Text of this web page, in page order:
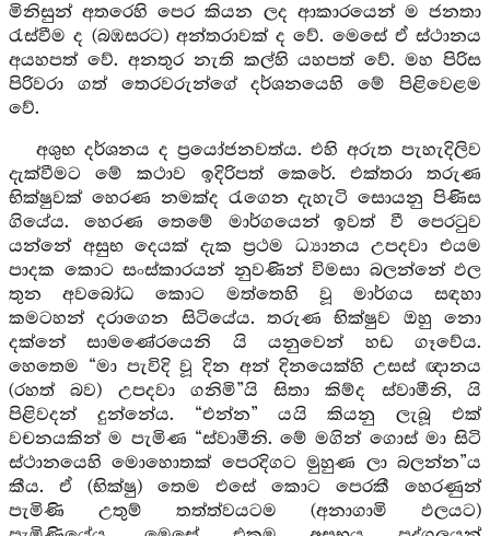
මිනිසුන් අතරෙහි පෙර කියන ලද ආකාරයෙන් ම ජනතා
රැස්වීම ද (බඹසරට) අන්තරාවක් ද වේ. මෙසේ ඒ ස්ථානය
අයහපත් වේ. අනතුර නැති කල්හි යහපත් වේ. මහ පිරිස
පිරිවරා ගත් තෙරවරුන්ගේ දර්ශනයෙහි මේ පිළිවෙළම
වේ.
අශුභ දර්ශනය ද ප්‍රයෝජනවත්ය. එහි අරුත පැහැදිලිව
දැක්වීමට මේ කථාව ඉදිරිපත් කෙරේ. එක්තරා තරුණ
භික්ෂුවක් හෙරණ නමක්ද රැගෙන දැහැටි සොයනු පිණිස
ගියේය. හෙරණ තෙමේ මාර්ගයෙන් ඉවත් වී පෙරටුව
යන්නේ අසුභ දෙයක් දැක ප්‍රථම ධ්‍යානය උපදවා එයම
පාදක කොට සංස්කාරයන් නුවණින් විමසා බලන්නේ ඵල
තුන අවබෝධ කොට මත්තෙහි වූ මාර්ගය සඳහා
කමටහන් දරාගෙන සිටියේය. තරුණ භික්ෂුව ඔහු නො
දක්නේ සාමණේරයෙනි යි යනුවෙන් හඩ ගෑවේය.
හෙතෙම “මා පැවිදි වූ දින අන් දිනයෙක්හි උසස් ඥානය
(රහත් බව) උපදවා ගනිමි”යි සිතා කිම්ද ස්වාමීනි, යි
පිළිවදන් දුන්නේය. “එන්න” යයි කියනු ලැබූ එක්
වචනයකින් ම පැමිණ “ස්වාමීනි. මේ මගින් ගොස් මා සිටි
ස්ථානයෙහි මොහොතක් පෙරදිගට මුහුණ ලා බලන්න”ය
කීය. ඒ (භික්ෂු) තෙම එසේ කොට පෙරකී හෙරණුන්
පැමිණි උතුම් තත්ත්වයටම (අනාගාමි ඵලයට)